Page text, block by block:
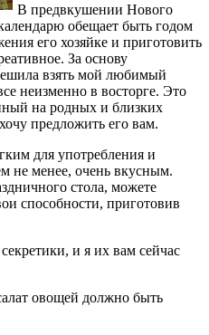
В предвкушении Нового
обещает быть годом
его хозяйке и приготовить
За основу
взять мой любимый
неизменно в восторге. Это
на родных и близких
предложить его вам.
для употребления и
не менее, очень вкусным.
стола, можете
способности, приготовив
и я их вам сейчас
овощей должно быть